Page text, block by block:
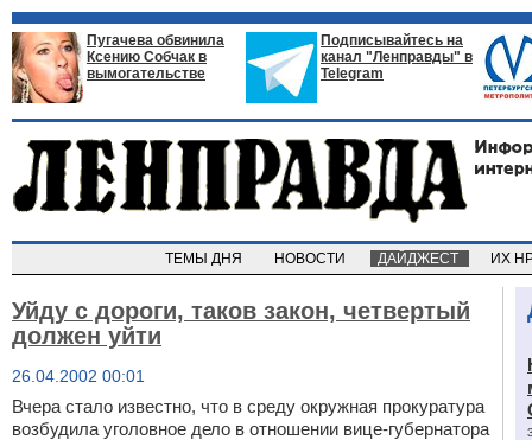
Пугачева обвинила
Ксению Собчак в
вымогательстве
Подписывайтесь на
канал "Ленправды" в
Telegram
ТЕМЫ ДНЯ НОВОСТИ ДАЙДЖЕСТ ИХ
Уйду с дороги, таков закон, четвертый
должен уйти
26.04.2002 00:01
Вчера стало известно, что в среду окружная прокуратура
возбудила уголовное дело в отношении вице-губернатора